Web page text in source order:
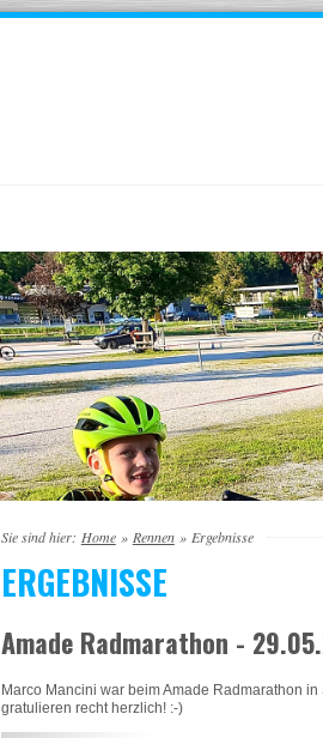
Sie sind hier: Home » Rennen » Ergebnisse
ERGEBNISSE
Amade Radmarathon -
Marco Mancini war beim Amade Radmarathon
gratulieren recht herzlich! :-)